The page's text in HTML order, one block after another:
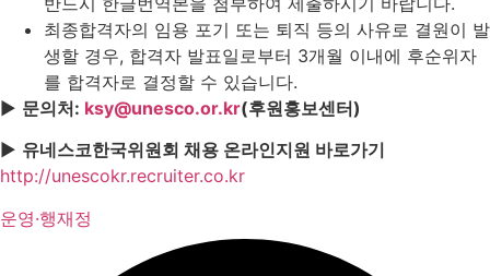
최종합격자의 임용 포기 또는 퇴직 등의 사유로 결원이 발
생할 경우, 합격자 발표일로부터 3개월 이내에 후순위자
를 합격자로 결정할 수 있습니다.
▶ 문의처: ksy@unesco.or.kr(후원홍보센터)
▶ 유네스코한국위원회 채용 온라인지원 바로가기
http://unescokr.recruiter.co.kr
운영·행재정